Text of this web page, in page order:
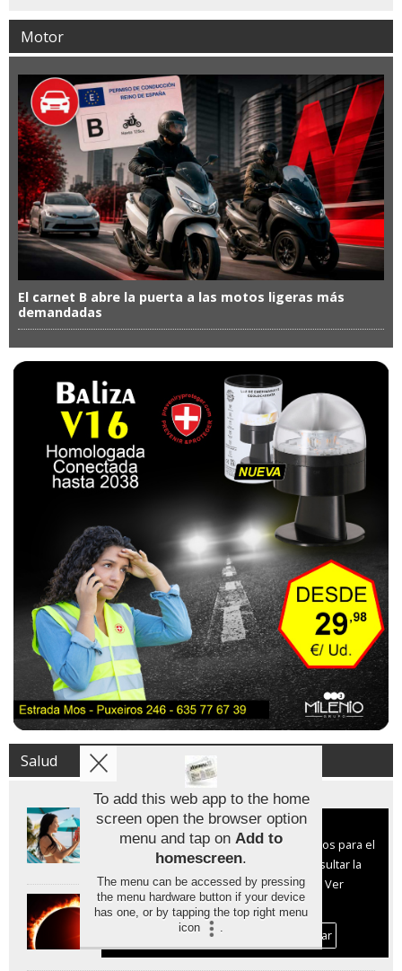
Motor
El carnet B abre la puerta a las motos ligeras más
demandadas
Salud
Los protectores solares stick son
efectivos pero hasta cinco veces más
caros
Proteger la vista durante el eclipse
solar: claves para no dañar la retina
Aviso sobre el Uso de cookies:
Utilizamos cookies nuestras y de terceros para el
funcionamiento del digital. Puedes consultar la
lista de cookies y como desconectarlas.
Ver
nuestra Política de Privacidad y Cookies
Aceptar Cookies
Personalizar
To add this web app to the home
screen open the browser option
menu and tap on Add to
homescreen.
The menu can be accessed by pressing
the menu hardware button if your device
has one, or by tapping the top right menu
icon
.